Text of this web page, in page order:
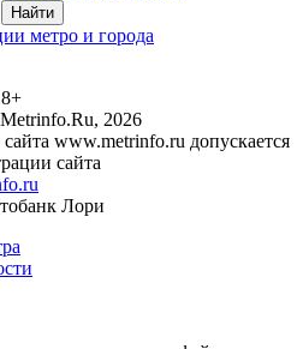
Найти
метро и города
2026
www.metrinfo.ru допускается
сайта
Лори